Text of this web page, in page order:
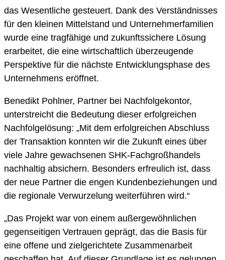
das Wesentliche gesteuert. Dank des Verständnisses
für den kleinen Mittelstand und Unternehmerfamilien
wurde eine tragfähige und zukunftssichere Lösung
erarbeitet, die eine wirtschaftlich überzeugende
Perspektive für die nächste Entwicklungsphase des
Unternehmens eröffnet.
Benedikt Pohlner, Partner bei Nachfolgekontor,
unterstreicht die Bedeutung dieser erfolgreichen
Nachfolgelösung: „Mit dem erfolgreichen Abschluss
der Transaktion konnten wir die Zukunft eines über
viele Jahre gewachsenen SHK-Fachgroßhandels
nachhaltig absichern. Besonders erfreulich ist, dass
der neue Partner die engen Kundenbeziehungen und
die regionale Verwurzelung weiterführen wird.“
„Das Projekt war von einem außergewöhnlichen
gegenseitigen Vertrauen geprägt, das die Basis für
eine offene und zielgerichtete Zusammenarbeit